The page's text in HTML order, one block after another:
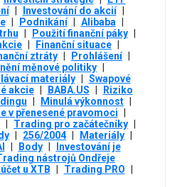
| Investování do akcií |
| Podnikání | Alibaba |
| Použití finanční páky |
| Finanční situace |
ztráty | Prohlášení |
měnové politiky |
materiály | Swapové
akcie | BABA.US |
Riziko
| Minulá výkonnost |
v přenesené pravomoci |
| Trading pro začátečníky |
| 256/2004 | Materiály |
| Body |
Investování je
nástrojů Ondřeje
u XTB | Trading PRO |